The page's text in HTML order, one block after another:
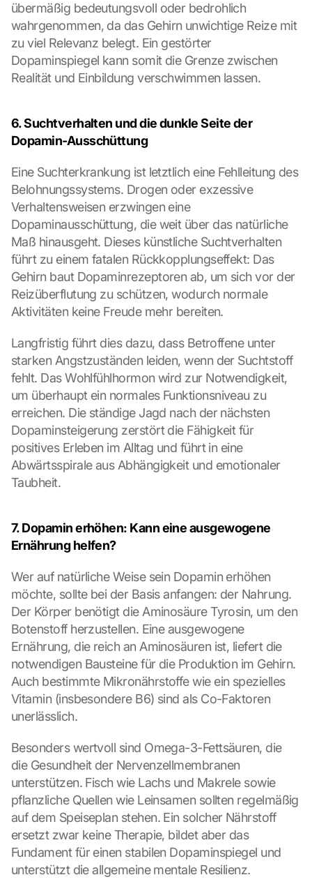
übermäßig bedeutungsvoll oder bedrohlich
wahrgenommen, da das Gehirn unwichtige Reize mit
zu viel Relevanz belegt. Ein gestörter
Dopaminspiegel kann somit die Grenze zwischen
Realität und Einbildung verschwimmen lassen.
6. Suchtverhalten und die dunkle Seite der
Dopamin-Ausschüttung
Eine Suchterkrankung ist letztlich eine Fehlleitung des
Belohnungssystems. Drogen oder exzessive
Verhaltensweisen erzwingen eine
Dopaminausschüttung, die weit über das natürliche
Maß hinausgeht. Dieses künstliche Suchtverhalten
führt zu einem fatalen Rückkopplungseffekt: Das
Gehirn baut Dopaminrezeptoren ab, um sich vor der
Reizüberflutung zu schützen, wodurch normale
Aktivitäten keine Freude mehr bereiten.
Langfristig führt dies dazu, dass Betroffene unter
starken Angstzuständen leiden, wenn der Suchtstoff
fehlt. Das Wohlfühlhormon wird zur Notwendigkeit,
um überhaupt ein normales Funktionsniveau zu
erreichen. Die ständige Jagd nach der nächsten
Dopaminsteigerung zerstört die Fähigkeit für
positives Erleben im Alltag und führt in eine
Abwärtsspirale aus Abhängigkeit und emotionaler
Taubheit.
7. Dopamin erhöhen: Kann eine ausgewogene
Ernährung helfen?
Wer auf natürliche Weise sein Dopamin erhöhen
möchte, sollte bei der Basis anfangen: der Nahrung.
Der Körper benötigt die Aminosäure Tyrosin, um den
Botenstoff herzustellen. Eine ausgewogene
Ernährung, die reich an Aminosäuren ist, liefert die
notwendigen Bausteine für die Produktion im Gehirn.
Auch bestimmte Mikronährstoffe wie ein spezielles
Vitamin (insbesondere B6) sind als Co-Faktoren
unerlässlich.
Besonders wertvoll sind Omega-3-Fettsäuren, die
die Gesundheit der Nervenzellmembranen
unterstützen. Fisch wie Lachs und Makrele sowie
pflanzliche Quellen wie Leinsamen sollten regelmäßig
auf dem Speiseplan stehen. Ein solcher Nährstoff
ersetzt zwar keine Therapie, bildet aber das
Fundament für einen stabilen Dopaminspiegel und
unterstützt die allgemeine mentale Resilienz.